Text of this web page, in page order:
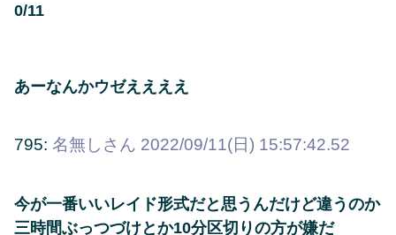
0/11
あーなんかウゼええええ
795: 名無しさん 2022/09/11(日) 15:57:42.52
今が一番いいレイド形式だと思うんだけど違うのか
三時間ぶっつづけとか10分区切りの方が嫌だ